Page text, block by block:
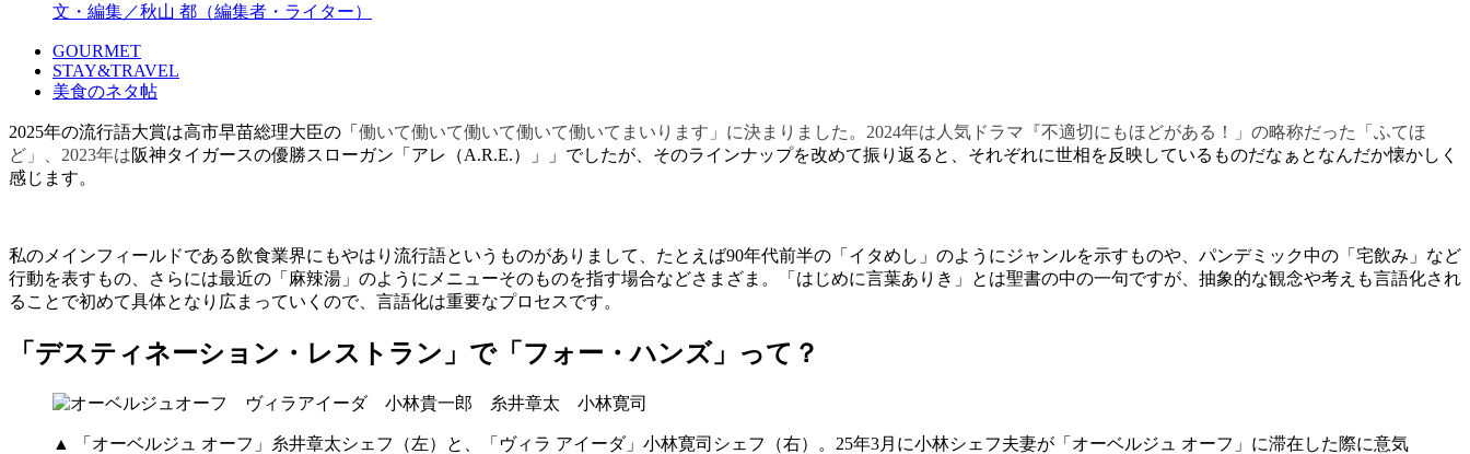
文・編集／秋山 都（編集者・ライター）
GOURMET
STAY&TRAVEL
美食のネタ帖
2025年の流行語大賞は高市早苗総理大臣の「 働いて働いて働いて働いて働いてまいります」に決まりました。2024年は人気ドラマ『不適切にもほどがある！」の略称だった「ふてほ
ど」、2023年は阪神タイガースの優勝スローガン「アレ（A.R.E.）」」でしたが、そのラインナップを改めて振り返ると、それぞれに世相を反映しているものだなぁとなんだか懐かしく
感じます。
私のメインフィールドである飲食業界にもやはり流行語というものがありまして、たとえば90年代前半の「イタめし」のようにジャンルを示すものや、パンデミック中の「宅飲み」など
行動を表すもの、さらには最近の「麻辣湯」のようにメニューそのものを指す場合などさまざま。「はじめに言葉ありき」とは聖書の中の一句ですが、抽象的な観念や考えも言語化され
ることで初めて具体となり広まっていくので、言語化は重要なプロセスです。
「デスティネーション・レストラン」で「フォー・ハンズ」って？
▲ 「オーベルジュ オーフ」糸井章太シェフ（左）と、「ヴィラ アイーダ」小林寛司シェフ（右）。25年3月に小林シェフ夫妻が「オーベルジュ オーフ」に滞在した際に意気